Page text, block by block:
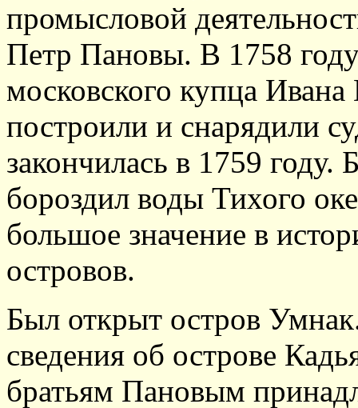
промысловой
Петр Пановы. В 1758
московского купца
построили и снарядили
закончилась в 1759
бороздил воды Тихого
большое значение в
островов.
Был открыт остров
сведения об острове
братьям Пановым